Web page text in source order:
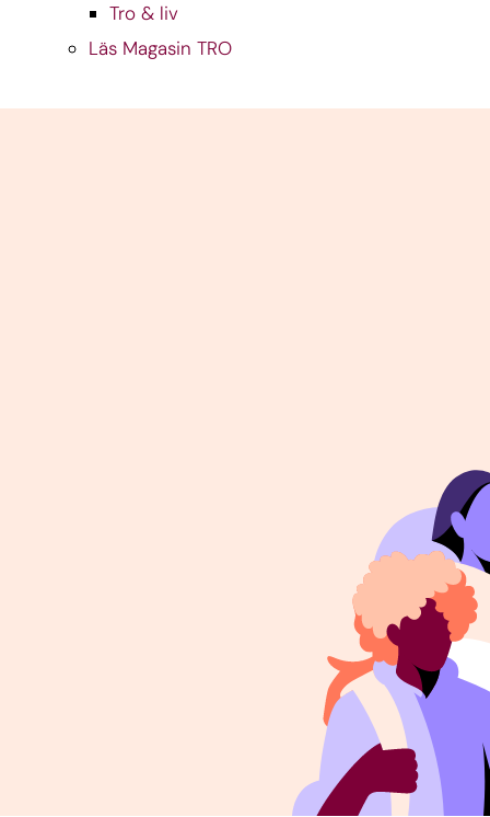
Tro & liv
Läs Magasin TRO